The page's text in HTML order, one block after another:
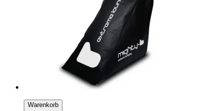
Warenkorb